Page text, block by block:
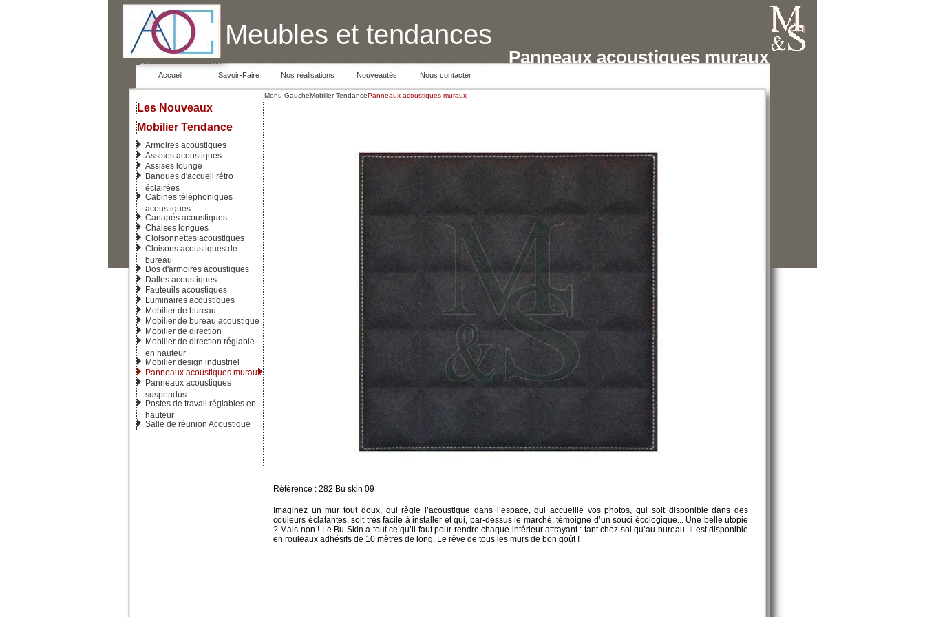
Meubles et tendances
Panneaux acoustiques muraux
Accueil Savoir-Faire Nos réalisations Nouveautés Nous contacter
Les Nouveaux
Mobilier Tendance
Armoires acoustiques
Assises acoustiques
Assises lounge
Banques d'accueil rétro
éclairées
Cabines téléphoniques
acoustiques
Canapés acoustiques
Chaises longues
Cloisonnettes acoustiques
Cloisons acoustiques de
bureau
Dos d'armoires acoustiques
Dalles acoustiques
Fauteuils acoustiques
Luminaires acoustiques
Mobilier de bureau
Mobilier de bureau acoustique
Mobilier de direction
Mobilier de direction réglable
en hauteur
Mobilier design industriel
Panneaux acoustiques muraux
Panneaux acoustiques
suspendus
Postes de travail réglables en
hauteur
Salle de réunion Acoustique
Menu GaucheMobilier TendancePanneaux acoustiques muraux
Référence : 282 Bu skin 09
Imaginez un mur tout doux, qui règle l’acoustique dans l’espace, qui accueille vos photos, qui soit disponible dans des
couleurs éclatantes, soit très facile à installer et qui, par-dessus le marché, témoigne d’un souci écologique... Une belle utopie
? Mais non ! Le Bu Skin a tout ce qu’il faut pour rendre chaque intérieur attrayant : tant chez soi qu’au bureau. Il est disponible
en rouleaux adhésifs de 10 mètres de long. Le rêve de tous les murs de bon goût !